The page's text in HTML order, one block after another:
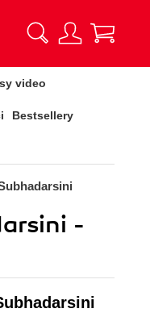
video
Bestsellery
-